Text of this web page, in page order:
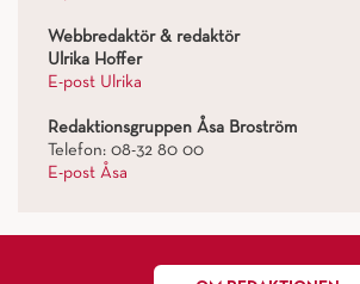
Webbredaktör & redaktör
Ulrika Hoffer
E-post Ulrika
Redaktionsgruppen Åsa Broström
Telefon: 08-32 80 00
E-post Åsa